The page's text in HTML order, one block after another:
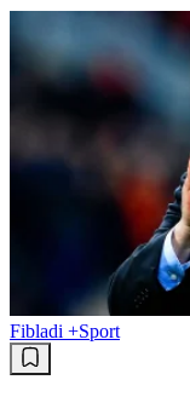
Fibladi +Sport